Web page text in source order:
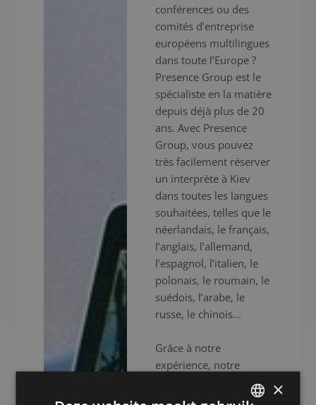
conférences ou des
comités d’entreprise
européens multilingues
dans toute l’Europe ?
Presence Group est le
spécialiste en la matière
depuis déjà plus de 20
ans. Avec Presence
Group, vous pouvez
très facilement réserver
un interprète à Kiev
dans toutes les langues
souhaitées, telles que le
néerlandais, le français,
l’anglais, l’allemand,
l’espagnol, l’italien, le
polonais, le roumain, le
suédois, l’arabe, le
russe, le chinois...
Grâce à notre
expérience, notre
efficacité, nous vous
×